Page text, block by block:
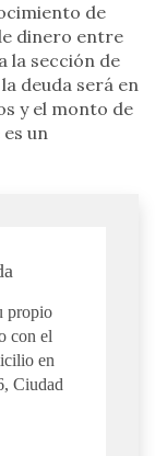
de
dinero entre
la sección de
deuda será en
y el monto de
un
propio
con el
en
Ciudad